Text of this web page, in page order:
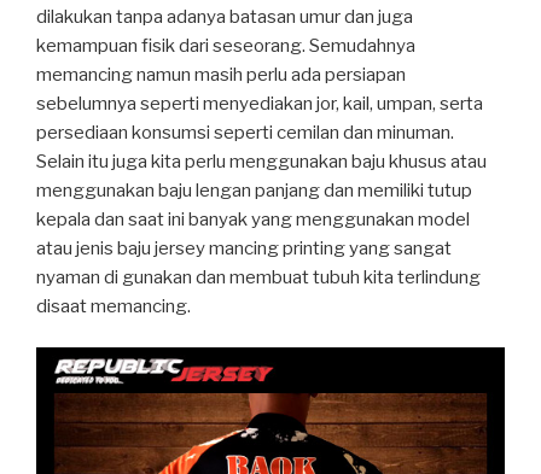
dilakukan tanpa adanya batasan umur dan juga
kemampuan fisik dari seseorang. Semudahnya
memancing namun masih perlu ada persiapan
sebelumnya seperti menyediakan jor, kail, umpan, serta
persediaan konsumsi seperti cemilan dan minuman.
Selain itu juga kita perlu menggunakan baju khusus atau
menggunakan baju lengan panjang dan memiliki tutup
kepala dan saat ini banyak yang menggunakan model
atau jenis baju jersey mancing printing yang sangat
nyaman di gunakan dan membuat tubuh kita terlindung
disaat memancing.